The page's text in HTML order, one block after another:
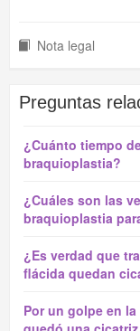
Nota legal
Preguntas
¿Cuánto tiempo
braquioplastia?
¿Cuáles son las
braquioplastia
¿Es verdad que
flácida quedan
Por un golpe en